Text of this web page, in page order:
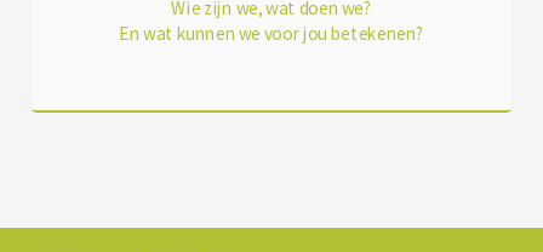
Wie zijn we, wat doen we?
En wat kunnen we voor jou betekenen?